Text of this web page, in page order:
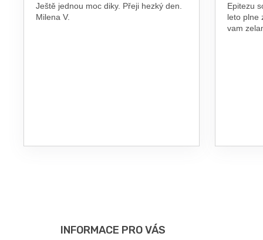
Ještě jednou moc diky. Přeji hezký den.
Milena V.
Epitezu
leto plne
vam
INFORMACE PRO VÁS